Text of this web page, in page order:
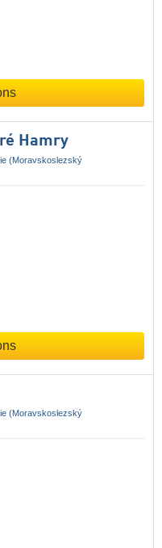
Hamry
(Moravskoslezský
(Moravskoslezský